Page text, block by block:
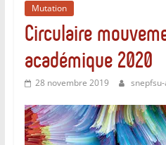
Mutation
Circulaire
académique 2020
28 novembre 2019